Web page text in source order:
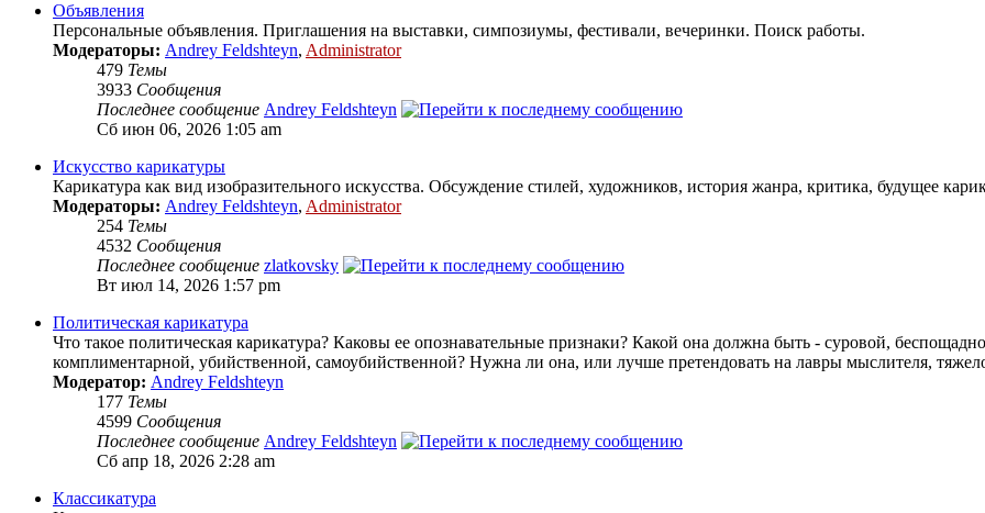
Объявления
Персональные объявления. Приглашения на выставки, симпозиумы, фестивали, вечеринки. Поиск работы.
Модераторы: Andrey Feldshteyn, Administrator
479 Темы
3933 Сообщения
Последнее сообщение Andrey Feldshteyn
Сб июн 06, 2026 1:05 am
Искусство карикатуры
Карикатура как вид изобразительного искусства. Обсуждение стилей, художников, история жанра, критика, будущее
Модераторы: Andrey Feldshteyn, Administrator
254 Темы
4532 Сообщения
Последнее сообщение zlatkovsky
Вт июл 14, 2026 1:57 pm
Политическая карикатура
Что такое политическая карикатура? Каковы ее опознавательные признаки? Какой она должна быть - суровой,
комплиментарной, убийственной, самоубийственной? Нужна ли она, или лучше претендовать на лавры мыслителя,
Модератор: Andrey Feldshteyn
177 Темы
4599 Сообщения
Последнее сообщение Andrey Feldshteyn
Сб апр 18, 2026 2:28 am
Классикатура